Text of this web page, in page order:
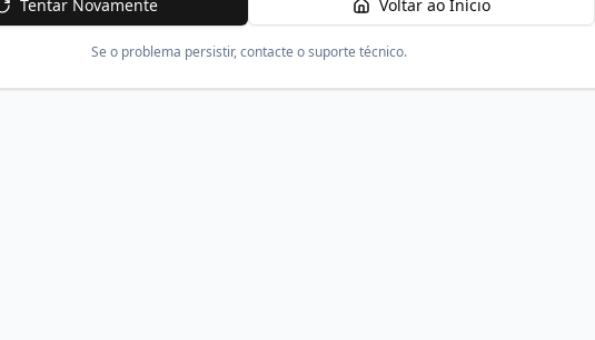
Tentar Novamente Voltar ao Início
Se o problema persistir, contacte o suporte técnico.